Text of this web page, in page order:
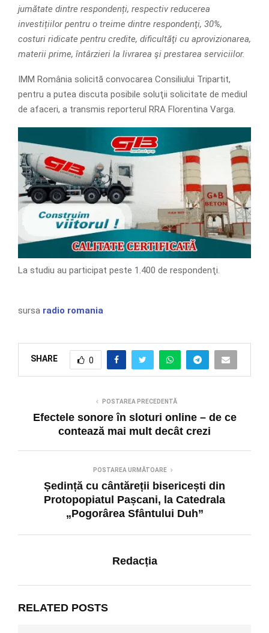
jumătate dintre respondenți, respectiv reducerea
investițiilor pentru o treime dintre respondenţi, 30%,
costuri ridicate pentru credite, dificultăţi cu aprovizionarea,
materii prime, întârzieri la livrarea şi prestarea serviciilor.
IMM România solicită convocarea Consiliului Tripartit,
pentru a putea discuta posibile soluţii solicitate de mediul
de afaceri, a transmis reporterul RRA Florentina Varga.
La studiu au participat peste 1.400 de respondenţi.
sursa radio romania
SHARE 0
POSTAREA PRECEDENTĂ
Efectele sonore în sloturi online – de ce
contează mai mult decât crezi
POSTAREA URMĂTOARE
Ședință cu cântăreții bisericești din
Protopopiatul Pașcani, la Catedrala
„Pogorârea Sfântului Duh”
Redacția
RELATED POSTS